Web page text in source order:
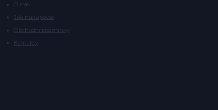
O nás
Jak nakupovat
Obchodní podmínky
Kontakty